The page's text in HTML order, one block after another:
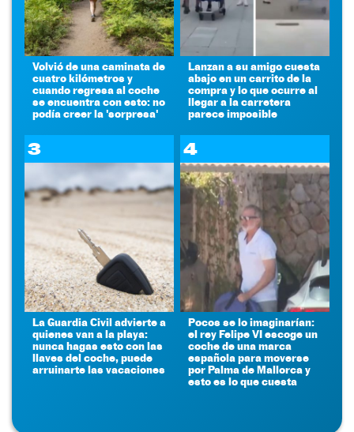
Volvió de una caminata de
cuatro kilómetros y
cuando regresa al coche
se encuentra con esto: no
podía creer la 'sorpresa'
Lanzan a su amigo cuesta
abajo en un carrito de la
compra y lo que ocurre al
llegar a la carretera
parece imposible
3
La Guardia Civil advierte a
quienes van a la playa:
nunca hagas esto con las
llaves del coche, puede
arruinarte las vacaciones
4
Pocos se lo imaginarían:
el rey Felipe VI escoge un
coche de una marca
española para moverse
por Palma de Mallorca y
esto es lo que cuesta